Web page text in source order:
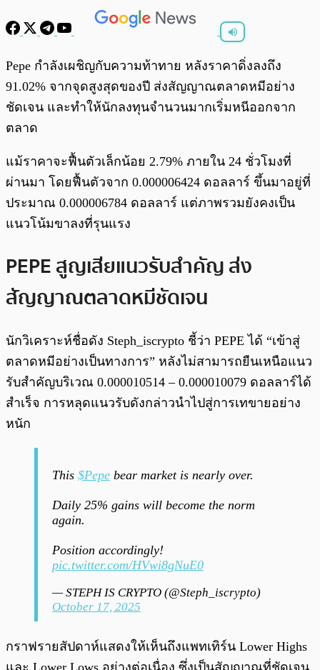
พร้อมเล่น 0:00 /0:00
Pepe กำลังเผชิญกับความท้าทาย หลังราคาดิ่งลงถึง
91.02% จากจุดสูงสุดของปี ส่งสัญญาณตลาดหมีอย่าง
ชัดเจน และทำให้นักลงทุนจำนวนมากเริ่มหนีออกจาก
ตลาด
แม้ราคาจะฟื้นตัวเล็กน้อย 2.79% ภายใน 24 ชั่วโมงที่
ผ่านมา โดยฟื้นตัวจาก 0.000006424 ดอลลาร์ ขึ้นมาอยู่ที่
ประมาณ 0.000006784 ดอลลาร์ แต่ภาพรวมยังคงเป็น
แนวโน้มขาลงที่รุนแรง
PEPE สูญเสียแนวรับสำคัญ ส่ง
สัญญาณตลาดหมีชัดเจน
นักวิเคราะห์ชื่อดัง Steph_iscrypto ชี้ว่า PEPE ได้ “เข้าสู่
ตลาดหมีอย่างเป็นทางการ” หลังไม่สามารถยืนเหนือแนว
รับสำคัญบริเวณ 0.000010514 – 0.000010079 ดอลลาร์ได้
สำเร็จ การหลุดแนวรับดังกล่าวนำไปสู่การเทขายอย่าง
หนัก
This $Pepe bear market is nearly over.
Daily 25% gains will become the norm
again.
Position accordingly!
pic.twitter.com/HVwi8gNuE0
— STEPH IS CRYPTO (@Steph_iscrypto)
October 17, 2025
กราฟรายสัปดาห์แสดงให้เห็นถึงแพทเทิร์น Lower Highs
และ Lower Lows อย่างต่อเนื่อง ซึ่งเป็นสัญญาณที่ชัดเจน